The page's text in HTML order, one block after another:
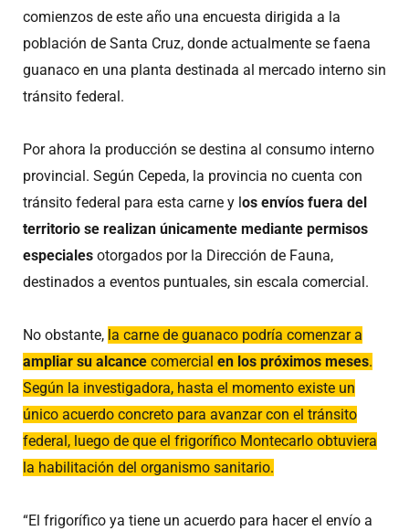
comienzos de este año una encuesta dirigida a la
población de Santa Cruz, donde actualmente se faena
guanaco en una planta destinada al mercado interno sin
tránsito federal.
Por ahora la producción se destina al consumo interno
provincial. Según Cepeda, la provincia no cuenta con
tránsito federal para esta carne y los envíos fuera del
territorio se realizan únicamente mediante permisos
especiales otorgados por la Dirección de Fauna,
destinados a eventos puntuales, sin escala comercial.
No obstante, la carne de guanaco podría comenzar a
ampliar su alcance comercial en los próximos meses.
Según la investigadora, hasta el momento existe un
único acuerdo concreto para avanzar con el tránsito
federal, luego de que el frigorífico Montecarlo obtuviera
la habilitación del organismo sanitario.
“El frigorífico ya tiene un acuerdo para hacer el envío a